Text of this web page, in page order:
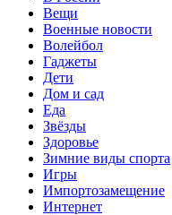
Вещи
Военные новости
Волейбол
Гаджеты
Дети
Дом и сад
Еда
Звёзды
Здоровье
Зимние виды спорта
Игры
Импортозамещение
Интернет